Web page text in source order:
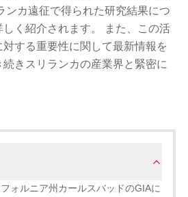
ンカ遠征で得られた研究結果につ
く紹介されます。 また、この活
する重要性に関して最新情報を
きスリランカの産業界と緊密に
ォルニア州カールスバッドのGIAに